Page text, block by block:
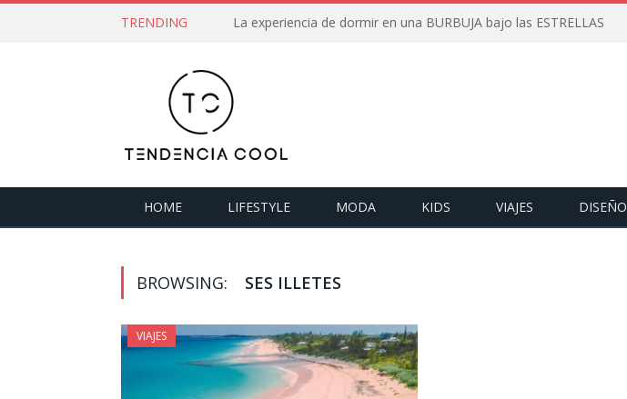
TRENDING La experiencia de dormir en una BURBUJA bajo las ESTRELLAS
HOME LIFESTYLE MODA KIDS VIAJES DISEÑO
BROWSING: SES ILLETES
VIAJES